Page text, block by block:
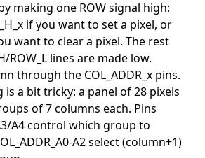
making one ROW signal high:
if you want to set a pixel, or
want to clear a pixel. The rest
ROW_L lines are made low.
through the COL_ADDR_x pins.
is a bit tricky: a panel of 28 pixels
of 7 columns each. Pins
A4 control which group to
A2 select (column+1)